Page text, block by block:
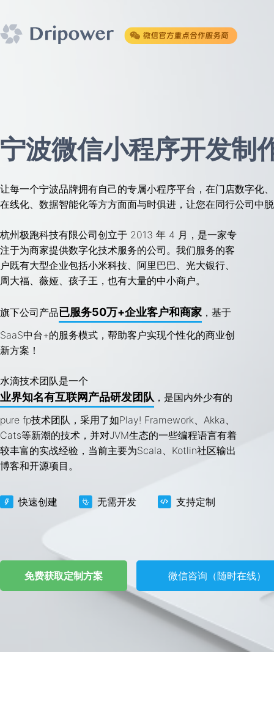
宁波微信小程序开发制
让每一个宁波品牌拥有自己的专属小程序平台，在门店数字化
在线化、数据智能化等方方面面与时俱进，让您在同行公司中
杭州极跑科技有限公司创立于 2013 年 4 月，是一家专
注于为商家提供数字化技术服务的公司。我们服务的客
户既有大型企业包括小米科技、阿里巴巴、光大银行、
周大福、薇娅、孩子王，也有大量的中小商户。
旗下公司产品已服务50万+企业客户和商家 ，基于
SaaS中台+的服务模式，帮助客户实现个性化的商业创
新方案！
水滴技术团队是一个
业界知名有互联网产品研发团队 ，是国内外少有的
pure fp技术团队，采用了如Play! Framework、Akka、
Cats等新潮的技术，并对JVM生态的一些编程语言有着
较丰富的实战经验，当前主要为Scala、Kotlin社区输出
博客和开源项目。
快速创建 无需开发 支持定制
免费获取定制方案 微信咨询（随时在线）